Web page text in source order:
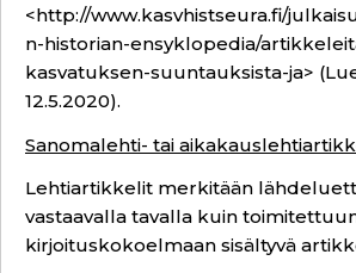
<http://www.kasvhistseura.fi/
n-historian-ensyklopedia/
kasvatuksen-suuntauksista-ja>
12.5.2020).
Sanomalehti- tai
Lehtiartikkelit merkitään
vastaavalla tavalla kuin
kirjoituskokoelmaan sisältyvä